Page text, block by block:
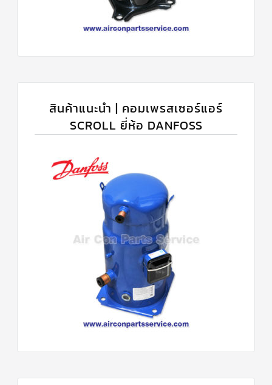
สินค้าแนะนำ | คอมเพรสเซอร์แอร์
SCROLL ยี่ห้อ DANFOSS